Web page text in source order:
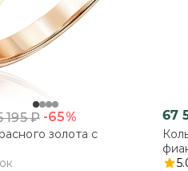
195₽ -65%
золота с
67